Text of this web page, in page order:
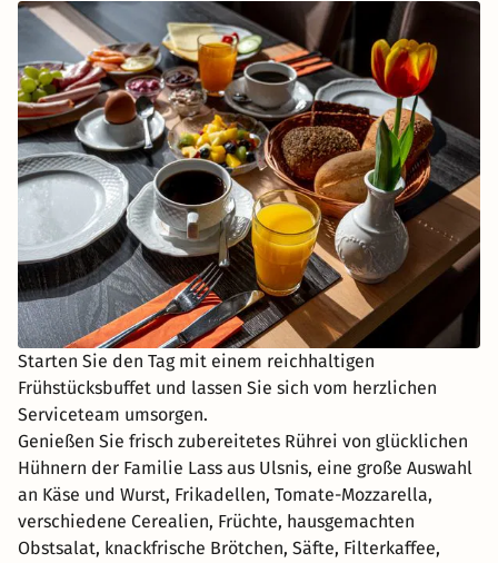
Starten Sie den Tag mit einem reichhaltigen
Frühstücksbuffet und lassen Sie sich vom herzlichen
Serviceteam umsorgen.
Genießen Sie frisch zubereitetes Rührei von glücklichen
Hühnern der Familie Lass aus Ulsnis, eine große Auswahl
an Käse und Wurst, Frikadellen, Tomate-Mozzarella,
verschiedene Cerealien, Früchte, hausgemachten
Obstsalat, knackfrische Brötchen, Säfte, Filterkaffee,